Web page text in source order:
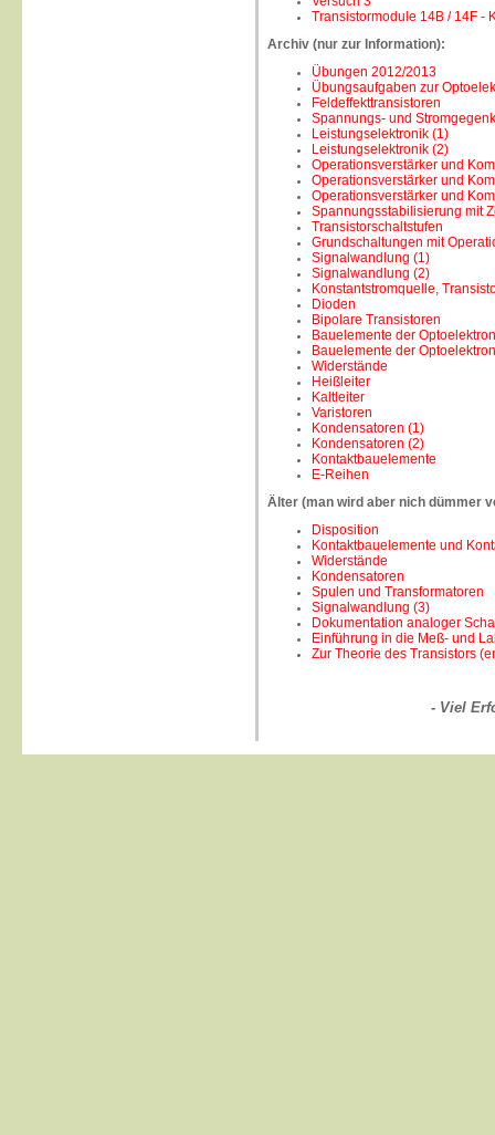
Transistormodule 14B / 14F -
Archiv (nur zur Information):
Übungen 2012/2013
Übungsaufgaben zur
Feldeffekttransistoren
Spannungs- und
Leistungselektronik (1)
Leistungselektronik (2)
Operationsverstärker und
Operationsverstärker und
Operationsverstärker und
Spannungsstabilisierung mit
Transistorschaltstufen
Grundschaltungen mit
Signalwandlung (1)
Signalwandlung (2)
Konstantstromquelle,
Dioden
Bipolare Transistoren
Bauelemente der
Bauelemente der
Widerstände
Heißleiter
Kaltleiter
Varistoren
Kondensatoren (1)
Kondensatoren (2)
Kontaktbauelemente
E-Reihen
Älter (man wird aber nich dümmer
Disposition
Kontaktbauelemente und
Widerstände
Kondensatoren
Spulen und Transformatoren
Signalwandlung (3)
Dokumentation analoger
Einführung in die Meß- und
Zur Theorie des Transistors
- Viel